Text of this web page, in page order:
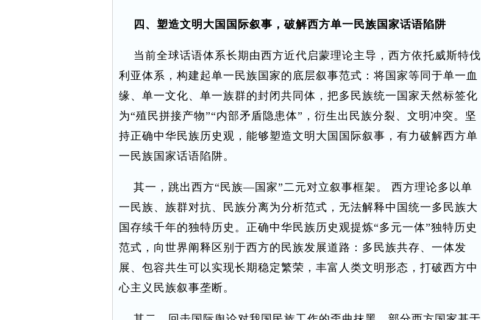
四、塑造文明大国国际叙事，破解西方单一民族国家话语陷阱
当前全球话语体系长期由西方近代启蒙理论主导，西方依托威斯特伐
利亚体系，构建起单一民族国家的底层叙事范式：将国家等同于单一血
缘、单一文化、单一族群的封闭共同体，把多民族统一国家天然标签化
为“殖民拼接产物”“内部矛盾隐患体”，衍生出民族分裂、文明冲突。坚
持正确中华民族历史观，能够塑造文明大国国际叙事，有力破解西方单
一民族国家话语陷阱。
其一，跳出西方“民族—国家”二元对立叙事框架。 西方理论多以单
一民族、族群对抗、民族分离为分析范式，无法解释中国统一多民族大
国存续千年的独特历史。正确中华民族历史观提炼“多元一体”独特历史
范式，向世界阐释区别于西方的民族发展道路：多民族共存、一体发
展、包容共生可以实现长期稳定繁荣，丰富人类文明形态，打破西方中
心主义民族叙事垄断。